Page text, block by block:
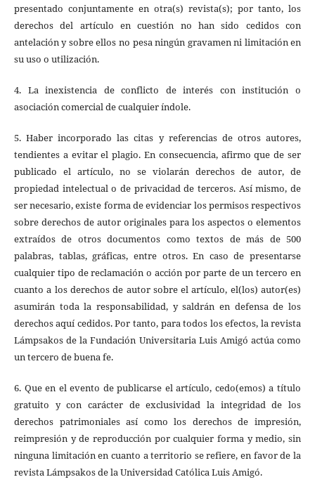
presentado conjuntamente en otra(s) revista(s); por tanto, los
derechos del artículo en cuestión no han sido cedidos con
antelación y sobre ellos no pesa ningún gravamen ni limitación en
su uso o utilización.
4. La inexistencia de conflicto de interés con institución o
asociación comercial de cualquier índole.
5. Haber incorporado las citas y referencias de otros autores,
tendientes a evitar el plagio. En consecuencia, afirmo que de ser
publicado el artículo, no se violarán derechos de autor, de
propiedad intelectual o de privacidad de terceros. Así mismo, de
ser necesario, existe forma de evidenciar los permisos respectivos
sobre derechos de autor originales para los aspectos o elementos
extraídos de otros documentos como textos de más de 500
palabras, tablas, gráficas, entre otros. En caso de presentarse
cualquier tipo de reclamación o acción por parte de un tercero en
cuanto a los derechos de autor sobre el artículo, el(los) autor(es)
asumirán toda la responsabilidad, y saldrán en defensa de los
derechos aquí cedidos. Por tanto, para todos los efectos, la revista
Lámpsakos de la Fundación Universitaria Luis Amigó actúa como
un tercero de buena fe.
6. Que en el evento de publicarse el artículo, cedo(emos) a título
gratuito y con carácter de exclusividad la integridad de los
derechos patrimoniales así como los derechos de impresión,
reimpresión y de reproducción por cualquier forma y medio, sin
ninguna limitación en cuanto a territorio se refiere, en favor de la
revista Lámpsakos de la Universidad Católica Luis Amigó.